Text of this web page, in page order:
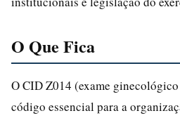
O Que Fica
O CID Z014 (exame
código essencial para a